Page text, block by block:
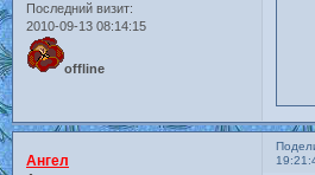
Последний визит:
2010-09-13 08:14:15
offline
Ангел